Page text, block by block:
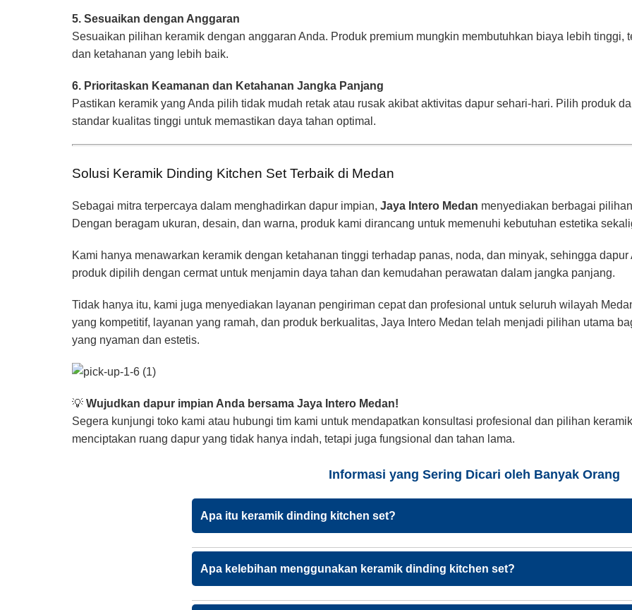
5. Sesuaikan dengan Anggaran
Sesuaikan pilihan keramik dengan anggaran Anda. Produk premium mungkin membutuhkan biaya lebih tinggi,
dan ketahanan yang lebih baik.
6. Prioritaskan Keamanan dan Ketahanan Jangka Panjang
Pastikan keramik yang Anda pilih tidak mudah retak atau rusak akibat aktivitas dapur sehari-hari. Pilih produk
standar kualitas tinggi untuk memastikan daya tahan optimal.
Solusi Keramik Dinding Kitchen Set Terbaik di Medan
Sebagai mitra terpercaya dalam menghadirkan dapur impian, Jaya Intero Medan menyediakan berbagai
Dengan beragam ukuran, desain, dan warna, produk kami dirancang untuk memenuhi kebutuhan estetika
Kami hanya menawarkan keramik dengan ketahanan tinggi terhadap panas, noda, dan minyak, sehingga
produk dipilih dengan cermat untuk menjamin daya tahan dan kemudahan perawatan dalam jangka panjang.
Tidak hanya itu, kami juga menyediakan layanan pengiriman cepat dan profesional untuk seluruh wilayah
yang kompetitif, layanan yang ramah, dan produk berkualitas, Jaya Intero Medan telah menjadi pilihan utama
yang nyaman dan estetis.
💡 Wujudkan dapur impian Anda bersama Jaya Intero Medan!
Segera kunjungi toko kami atau hubungi tim kami untuk mendapatkan konsultasi profesional dan pilihan
menciptakan ruang dapur yang tidak hanya indah, tetapi juga fungsional dan tahan lama.
Informasi yang Sering Dicari oleh Banyak Orang
Apa itu keramik dinding kitchen set?
Apa kelebihan menggunakan keramik dinding kitchen set?